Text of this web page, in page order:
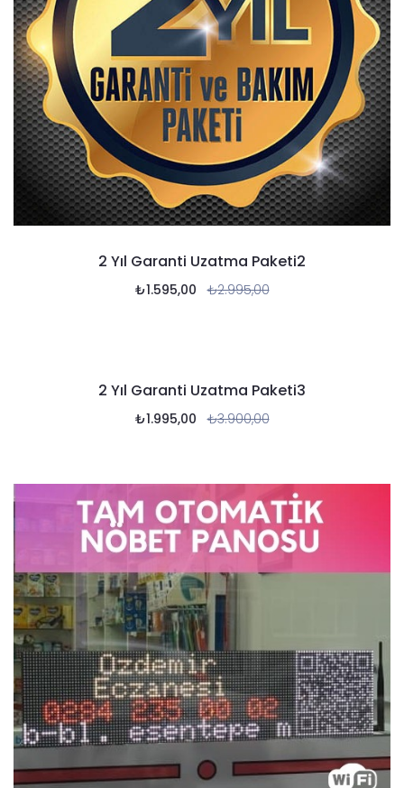
2 Yıl Garanti Uzatma Paketi2
₺2.995,00
₺1.595,00
2 Yıl Garanti Uzatma Paketi3
₺3.900,00
₺1.995,00